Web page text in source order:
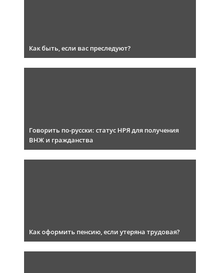
Как быть, если вас преследуют?
Говорить по-русски: статус НРЯ для получения
ВНЖ и гражданства
Как оформить пенсию, если утеряна трудовая?